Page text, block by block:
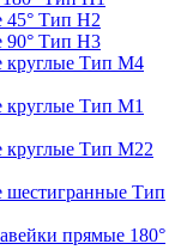
45° Тип H2
90° Тип H3
круглые Тип M4
круглые Тип M1
круглые Тип M22
шестигранные Тип
прямые 180°